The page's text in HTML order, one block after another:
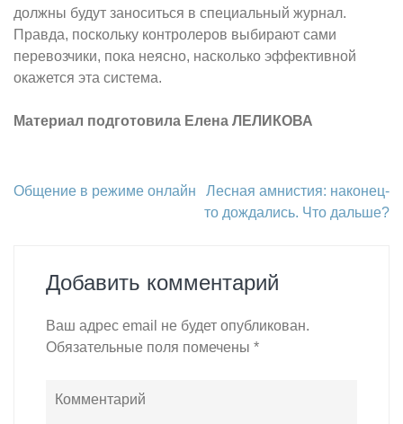
должны будут заноситься в специальный журнал.
Правда, поскольку контролеров выбирают сами
перевозчики, пока неясно, насколько эффективной
окажется эта система.
Материал подготовила Елена ЛЕЛИКОВА
Навигация
Общение в режиме онлайн
Лесная амнистия: наконец-
то дождались. Что дальше?
Добавить комментарий
Ваш адрес email не будет опубликован.
Обязательные поля помечены *